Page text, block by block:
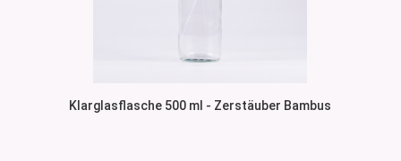
Klarglasflasche 500 ml - Zerstäuber Bambus